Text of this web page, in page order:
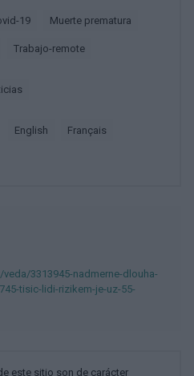
19 Muerte prematura
Trabajo-remote
english français
3313945-nadmerne-dlouha-
tisic-lidi-rizikem-je-uz-55-
este sitio son de carácter